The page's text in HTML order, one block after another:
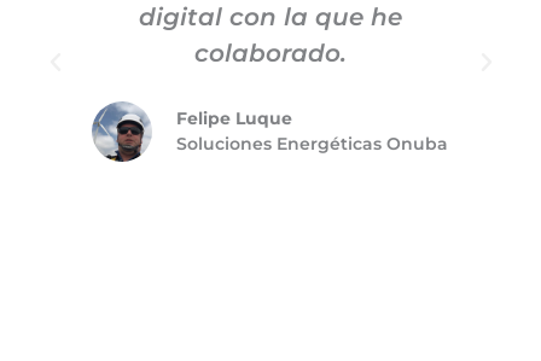
digital con la que he
colaborado.
Felipe Luque
Soluciones Energéticas Onuba